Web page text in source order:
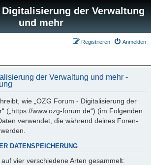
Digitalisierung der Verwaltung
und mehr
Anmelden
Registrieren
der Verwaltung und mehr -
wie „OZG Forum - Digitalisierung der
(„https://www.ozg-forum.de“) (im Folgenden
verwendet, die während deines Foren-
DATENSPEICHERUNG
vier verschiedene Arten gesammelt: